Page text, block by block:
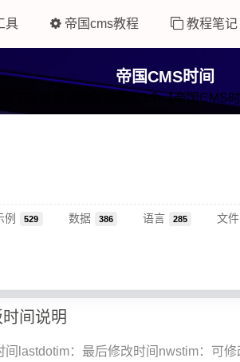
具 帝国cms教程 教程笔记
帝国CMS时间
以下是易笔记为您找到的1个【帝国CMS
例 529 数据 386 语言 285 文件
间说明
间lastdotim：最后修改时间nwstim：可